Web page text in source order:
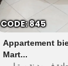
الكورنيش
Appartement
Mart...
CODE: 845